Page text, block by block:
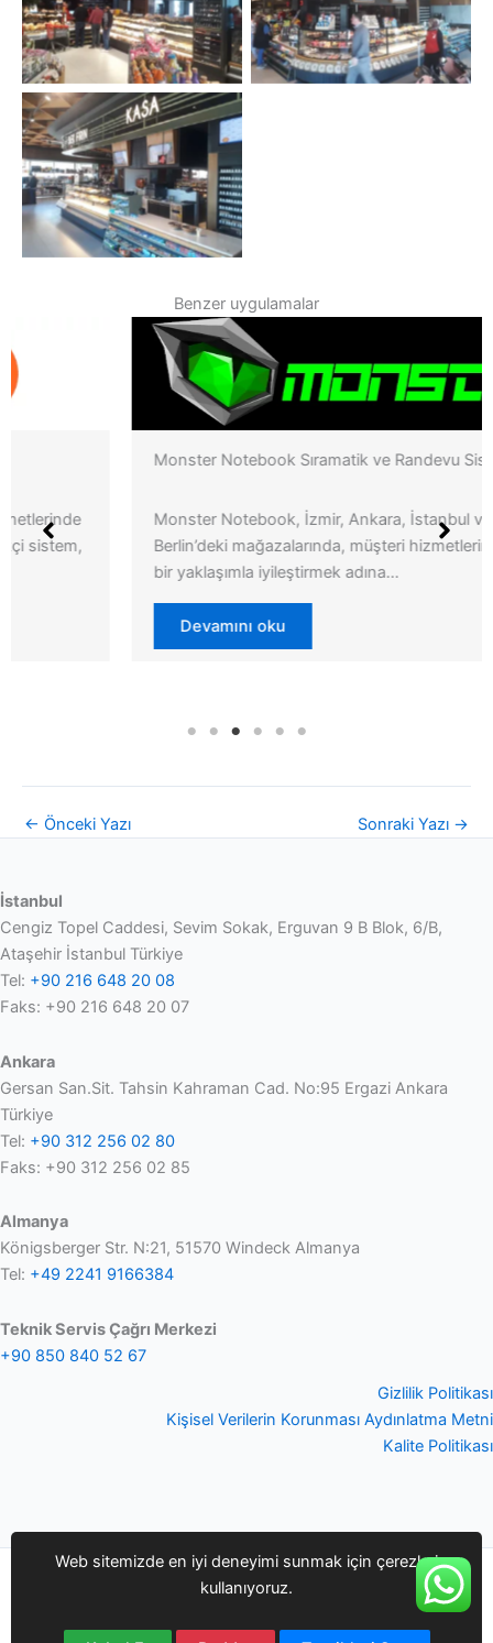
Shell Benzinlik Kasa Sıra
Sistemi
Shell Benzinlik Kasa Sıra
Sistemi
Shell Benzinlik Kasa Sıra
Sistemi
Benzer uygulamalar
Monster Notebook Sıramatik ve Randevu Sistemi
Monster Notebook, İzmir, Ankara, İstanbul ve
Berlin’deki mağazalarında, müşteri hizmetlerini yenilikçi
bir yaklaşımla iyileştirmek adına…
← Önceki Yazı Sonraki Yazı →
İstanbul
Cengiz Topel Caddesi, Sevim Sokak, Erguvan 9 B Blok, 6/B,
Ataşehir İstanbul Türkiye
Tel: +90 216 648 20 08
Faks: +90 216 648 20 07
Ankara
Gersan San.Sit. Tahsin Kahraman Cad. No:95 Ergazi Ankara
Türkiye
Tel: +90 312 256 02 80
Faks: +90 312 256 02 85
Almanya
Königsberger Str. N:21, 51570 Windeck Almanya
Tel: +49 2241 9166384
Teknik Servis Çağrı Merkezi
+90 850 840 52 67
Gizlilik Politikası
Kişisel Verilerin Korunması Aydınlatma Metni
Kalite Politikası
Copyright © 2026 Q-smart | Bifra Mühendislik Danışmanlık
Web sitemizde en iyi deneyimi sunmak için çerezleri
kullanıyoruz.